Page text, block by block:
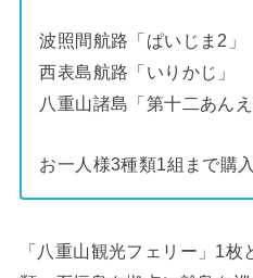
波照間航路「ぱいじま2」
西表島航路「いりかじ」
八重山諸島「第十二あんえ
お一人様3種類1組まで購
「八重山観光フェリー」1